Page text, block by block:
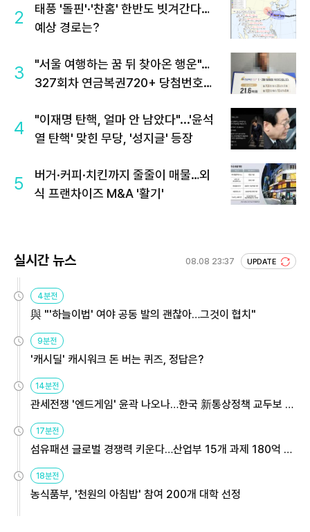
2
태풍 '돌핀'·'찬홈' 한반도 빗겨간다…
예상 경로는?
3
"서울 여행하는 꿈 뒤 찾아온 행운"…
327회차 연금복권720+ 당첨번호조
4
"이재명 탄핵, 얼마 안 남았다"...'윤석
열 탄핵' 맞힌 무당, '성지글' 등장
5
버거·커피·치킨까지 줄줄이 매물…외
식 프랜차이즈 M&A '활기'
실시간 뉴스 08.08 23:37 UPDATE
4분전
與 "'하늘이법' 여야 공동 발의 괜찮아…그것이 협치"
9분전
'캐시딜' 캐시워크 돈 버는 퀴즈, 정답은?
14분전
관세전쟁 '엔드게임' 윤곽 나오나…한국 新통상정책 교두보 활
17분전
섬유패션 글로벌 경쟁력 키운다…산업부 15개 과제 180억 지
18분전
농식품부, '천원의 아침밥' 참여 200개 대학 선정